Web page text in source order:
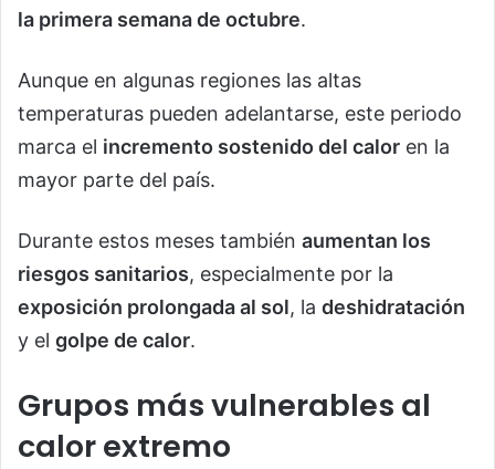
la primera semana de octubre.
Aunque en algunas regiones las altas
temperaturas pueden adelantarse, este periodo
marca el incremento sostenido del calor en la
mayor parte del país.
Durante estos meses también aumentan los
riesgos sanitarios, especialmente por la
exposición prolongada al sol, la deshidratación
y el golpe de calor.
Grupos más vulnerables al
calor extremo